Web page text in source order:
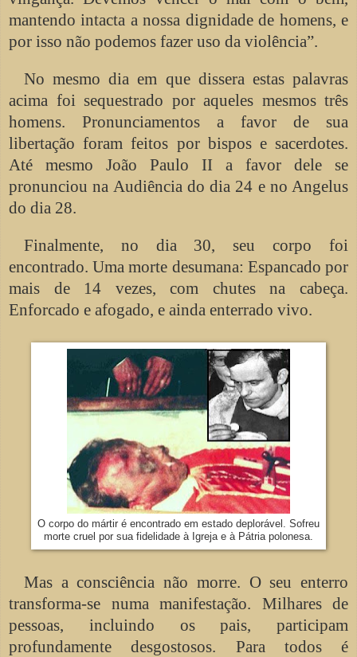
mantendo intacta a nossa dignidade de homens, e
por isso não podemos fazer uso da violência”.
No mesmo dia em que dissera estas palavras
acima foi sequestrado por aqueles mesmos três
homens. Pronunciamentos a favor de sua
libertação foram feitos por bispos e sacerdotes.
Até mesmo João Paulo II a favor dele se
pronunciou na Audiência do dia 24 e no Angelus
do dia 28.
Finalmente, no dia 30, seu corpo foi
encontrado. Uma morte desumana: Espancado por
mais de 14 vezes, com chutes na cabeça.
Enforcado e afogado, e ainda enterrado vivo.
O corpo do mártir é encontrado em estado deplorável. Sofreu
morte cruel por sua fidelidade à Igreja e à Pátria polonesa.
Mas a consciência não morre. O seu enterro
transforma-se numa manifestação. Milhares de
pessoas, incluindo os pais, participam
profundamente desgostosos. Para todos é